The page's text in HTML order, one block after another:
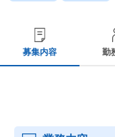
募集内容 勤